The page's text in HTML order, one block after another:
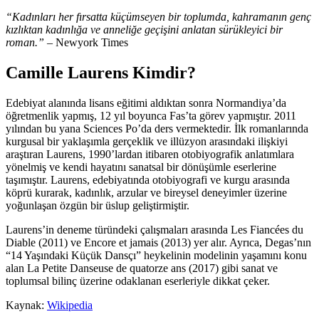
“Kadınları her fırsatta küçümseyen bir toplumda, kahramanın genç
kızlıktan kadınlığa ve anneliğe geçişini anlatan sürükleyici bir
roman.” – Newyork Times
Camille Laurens Kimdir?
Edebiyat alanında lisans eğitimi aldıktan sonra Normandiya’da
öğretmenlik yapmış, 12 yıl boyunca Fas’ta görev yapmıştır. 2011
yılından bu yana Sciences Po’da ders vermektedir. İlk romanlarında
kurgusal bir yaklaşımla gerçeklik ve illüzyon arasındaki ilişkiyi
araştıran Laurens, 1990’lardan itibaren otobiyografik anlatımlara
yönelmiş ve kendi hayatını sanatsal bir dönüşümle eserlerine
taşımıştır. Laurens, edebiyatında otobiyografi ve kurgu arasında
köprü kurarak, kadınlık, arzular ve bireysel deneyimler üzerine
yoğunlaşan özgün bir üslup geliştirmiştir.
Laurens’in deneme türündeki çalışmaları arasında Les Fiancées du
Diable (2011) ve Encore et jamais (2013) yer alır. Ayrıca, Degas’nın
“14 Yaşındaki Küçük Dansçı” heykelinin modelinin yaşamını konu
alan La Petite Danseuse de quatorze ans (2017) gibi sanat ve
toplumsal bilinç üzerine odaklanan eserleriyle dikkat çeker.
Kaynak: Wikipedia